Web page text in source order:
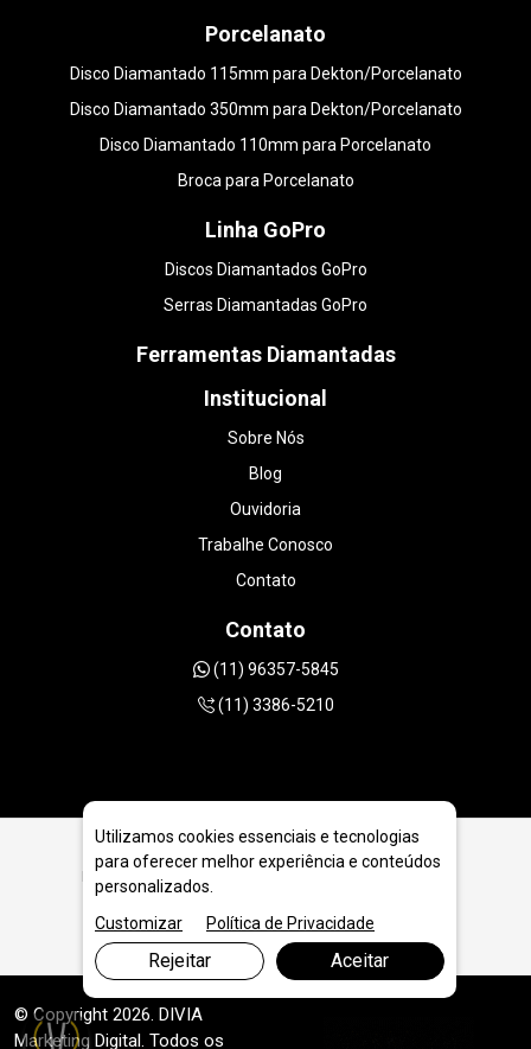
Porcelanato
Disco Diamantado 115mm para Dekton/Porcelanato
Disco Diamantado 350mm para Dekton/Porcelanato
Disco Diamantado 110mm para Porcelanato
Broca para Porcelanato
Linha GoPro
Discos Diamantados GoPro
Serras Diamantadas GoPro
Ferramentas Diamantadas
Institucional
Sobre Nós
Blog
Ouvidoria
Trabalhe Conosco
Contato
Contato
(11) 96357-5845
(11) 3386-5210
Ferramentas Diamantadas para Empresas Off-Shore em
© Copyright 2026. DIVIA
Marketing Digital. Todos os
Utilizamos cookies essenciais e tecnologias
para oferecer melhor experiência e conteúdos
personalizados.
Customizar
Política de Privacidade
Rejeitar Aceitar